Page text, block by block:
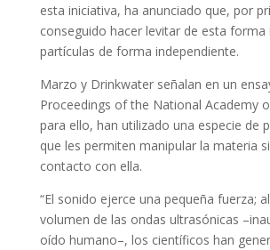
esta iniciativa, ha anunciado que, por
conseguido hacer levitar de esta forma
partículas de forma independiente.
Marzo y Drinkwater señalan en un
Proceedings of the National Academy
para ello, han utilizado una especie de
que les permiten manipular la materia
contacto con ella.
“El sonido ejerce una pequeña fuerza;
volumen de las ondas ultrasónicas
oído humano–, los científicos han